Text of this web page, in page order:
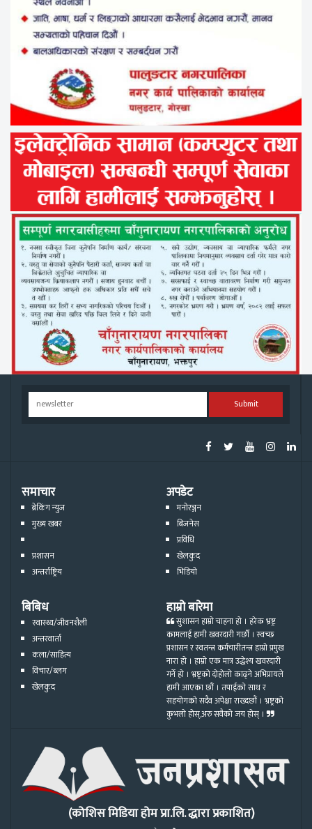
Submit
समाचार
ब्रेकिंग न्युज
मुख्य खबर
प्रशासन
अन्तर्राष्ट्रिय
अपडेट
मनोरञ्जन
बिजनेस
प्रविधि
खेलकुद
भिडियो
बिबिध
स्वास्थ्य/जीवनशैली
अन्तरवार्ता
कला/साहित्य
विचार/ब्लग
खेलकुद
हाम्रो बारेमा
सुशासन हाम्रो चाहना हो । हरेक भ्रष्ट्र
कामलाई हामी खवरदारी गर्छौ । स्वच्छ
प्रशासन र स्वतन्त्र कर्मचारीतन्त्र हाम्रो प्रमुख
नारा हो । हाम्रो एक मात्र उद्धेश्य खवरदारी
गर्ने हो । भ्रष्ट्रको दोहोलो काढ्ने अभिप्रायले
हामी आएका छौं । तपाईको साथ र
सहयोगको सदैव अपेक्षा राख्दछौं । भ्रष्ट्रको
कुभलो होस्,अरु सवैको जय होस् ।
(कोशिस मिडिया होम प्रा.लि. द्धारा प्रकाशित)